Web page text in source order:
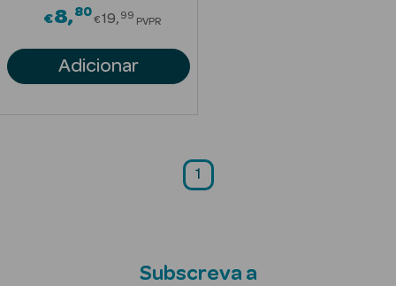
Limpeza Facial
Desmaquilhantes
€8 80Price reduced from
€19 99
PVPR
Adicionar
1
Subscreva a